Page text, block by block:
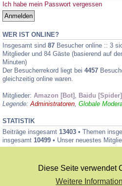
Diese Seite verwendet
Weitere
Ich habe mein Passwort vergessen
WER IST ONLINE?
Insgesamt sind 87 Besucher online :: 3
Mitglieder und 84 Gäste (basierend auf
Minuten)
Der Besucherrekord liegt bei 4457
gleichzeitig online waren.
Mitglieder: Amazon [Bot] , Baidu [Spider]
Legende:Administratoren, Globale
STATISTIK
Beiträge insgesamt 13403 • Themen
insgesamt 10499 • Unser neuestes